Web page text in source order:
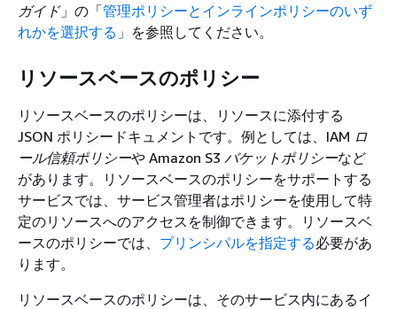
ガイド」の「管理ポリシーとインラインポリシーのいず
れかを選択する 」を参照してください。
リソースベースのポリシー
リソースベースのポリシーは、リソースに添付する
JSON ポリシードキュメントです。例としては、IAM ロ
ール信頼ポリシーや Amazon S3 バケットポリシーなど
があります。リソースベースのポリシーをサポートする
サービスでは、サービス管理者はポリシーを使用して特
定のリソースへのアクセスを制御できます。リソースベ
ースのポリシーでは、 プリンシパルを指定する必要があ
ります。
リソースベースのポリシーは、そのサービス内にあるイ